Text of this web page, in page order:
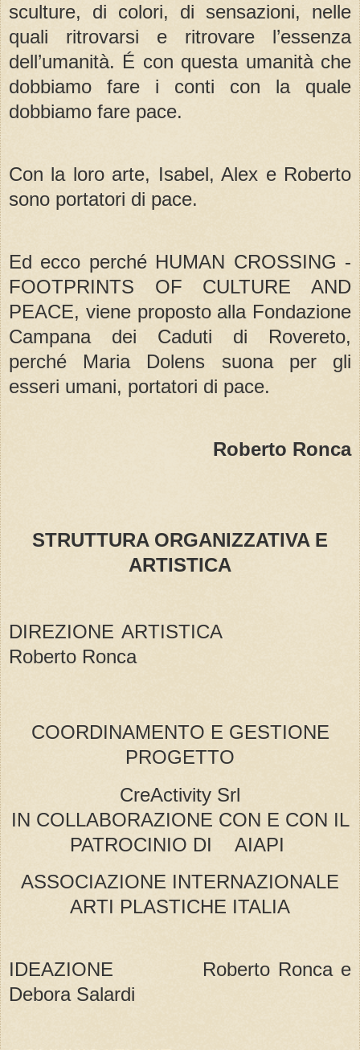
sculture, di colori, di sensazioni, nelle
quali ritrovarsi e ritrovare l’essenza
dell’umanità. É con questa umanità che
dobbiamo fare i conti con la quale
dobbiamo fare pace.
Con la loro arte, Isabel, Alex e Roberto
sono portatori di pace.
Ed ecco perché HUMAN CROSSING -
FOOTPRINTS OF CULTURE AND
PEACE, viene proposto alla Fondazione
Campana dei Caduti di Rovereto,
perché Maria Dolens suona per gli
esseri umani, portatori di pace.
Roberto Ronca
STRUTTURA ORGANIZZATIVA E
ARTISTICA
DIREZIONE ARTISTICA
Roberto Ronca
COORDINAMENTO E GESTIONE
PROGETTO
CreActivity Srl
IN COLLABORAZIONE CON E CON IL
PATROCINIO DI AIAPI
ASSOCIAZIONE INTERNAZIONALE
ARTI PLASTICHE ITALIA
IDEAZIONE Roberto Ronca e
Debora Salardi